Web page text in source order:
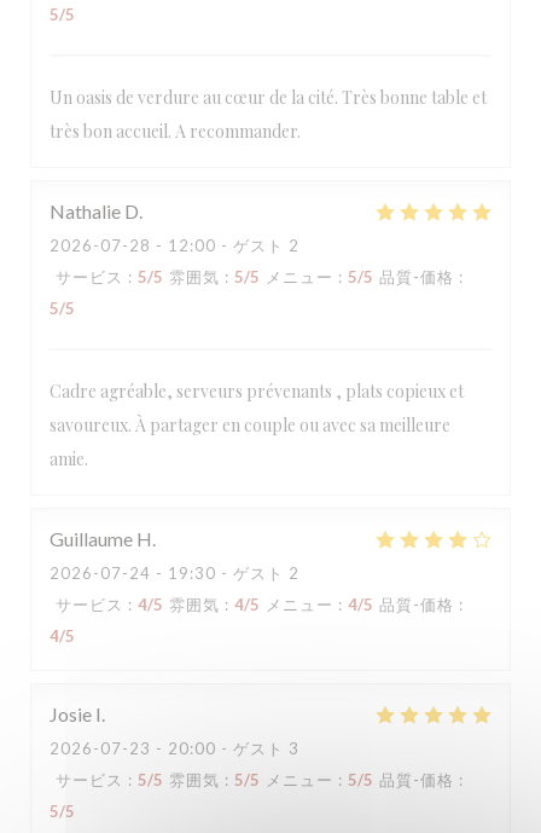
5/5
Un oasis de verdure au cœur de la cité. Très bonne table et
très bon accueil. A recommander.
Nathalie D
2026-07-28 - 12:00 - ゲスト 2
サービス : 5/5 雰囲気 : 5/5 メニュー : 5/5 品質-価格 :
5/5
Cadre agréable, serveurs prévenants , plats copieux et
savoureux. À partager en couple ou avec sa meilleure
amie.
Guillaume H
2026-07-24 - 19:30 - ゲスト 2
サービス : 4/5 雰囲気 : 4/5 メニュー : 4/5 品質-価格 :
4/5
Josie I
2026-07-23 - 20:00 - ゲスト 3
サービス : 5/5 雰囲気 : 5/5 メニュー : 5/5 品質-価格 :
5/5